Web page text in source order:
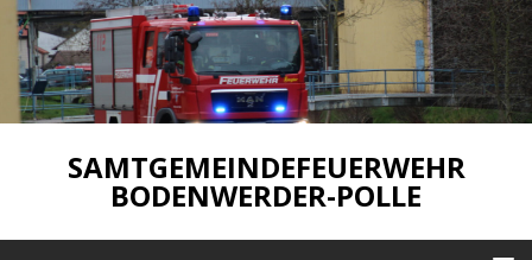
SAMTGEMEINDEFEUERWEHR
BODENWERDER-POLLE